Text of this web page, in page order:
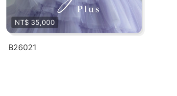
NT$ 35,000
B26021